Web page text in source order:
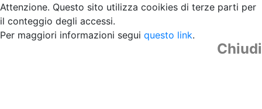
Attenzione. Questo sito utilizza cooikies di terze parti per
il conteggio degli accessi.
Per maggiori informazioni segui questo link.
Chiudi